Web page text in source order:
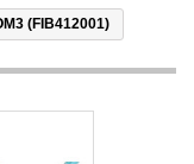
(FIB412001)